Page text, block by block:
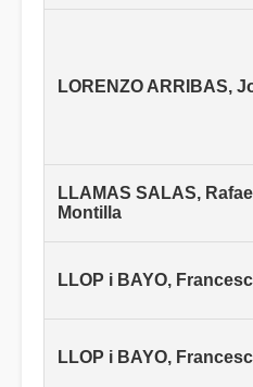
LORENZO ARRIBAS,
LLAMAS SALAS,
Montilla
LLOP i BAYO, Francesc
LLOP i BAYO, Francesc